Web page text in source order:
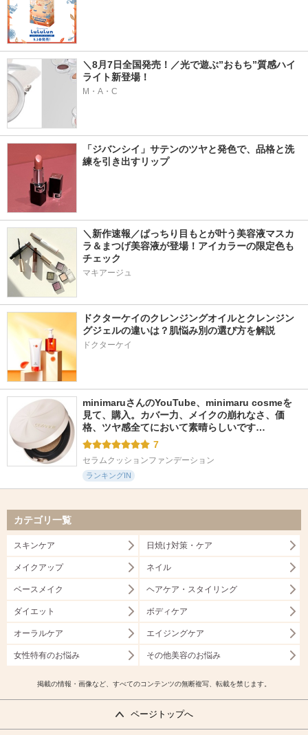
＼8月7日全国発売！／光で遊ぶ”おもち”質感ハイ
ライト新登場！
M・A・C
「ジバンシイ」サテンのツヤと発色で、品格と洗
練を引き出すリップ
＼新作速報／ぱっちり目もとが叶う美容液マスカ
ラ＆まつげ美容液が登場！アイカラーの限定色も
チェック
マキアージュ
ドクターケイのクレンジングオイルとクレンジン
グジェルの違いは？肌悩み別の選び方を解説
ドクターケイ
minimaruさんのYouTube、minimaru cosmeを
見て、購入。カバー力、メイクの崩れなさ、価
格、ツヤ感全てにおいて素晴らしいです…
7
セラムクッションファンデーション
ランキングIN
カテゴリ一覧
スキンケア 日焼け対策・ケア
メイクアップ ネイル
ベースメイク ヘアケア・スタイリング
ダイエット ボディケア
オーラルケア エイジングケア
女性特有のお悩み その他美容のお悩み
掲載の情報・画像など、すべてのコンテンツの無断複写、転載を禁じます。
ページトップへ